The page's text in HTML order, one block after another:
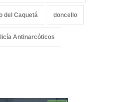
del Caquetá doncello
Antinarcóticos